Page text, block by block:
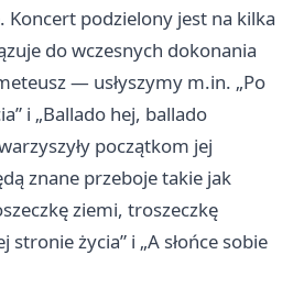
Koncert podzielony jest na kilka
do wczesnych dokonania
— usłyszymy m.in. „Po
i „Ballado hej, ballado
początkom jej
znane przeboje takie jak
ziemi, troszeczkę
stronie życia” i „A słońce sobie